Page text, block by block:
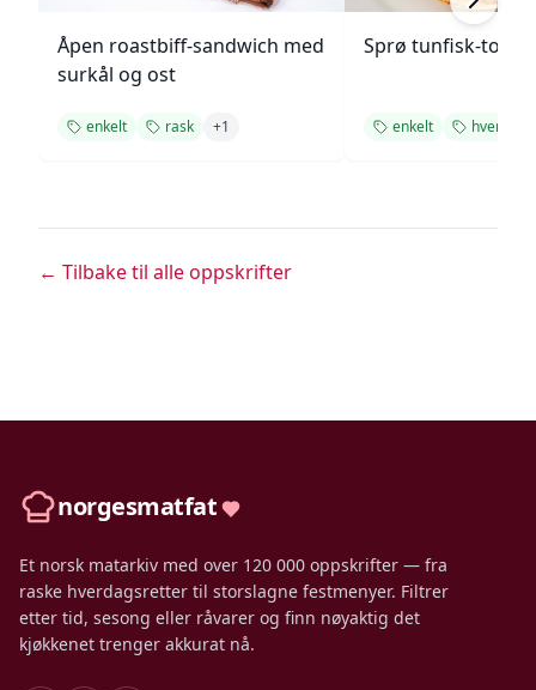
Åpen roastbiff-sandwich med
surkål og ost
enkelt rask +1
Sprø tunfisk-
enkelt
← Tilbake til alle oppskrifter
norgesmatfat
Et norsk matarkiv med over 120 000 oppskrifter — fra
raske hverdagsretter til storslagne festmenyer. Filtrer
etter tid, sesong eller råvarer og finn nøyaktig det
kjøkkenet trenger akkurat nå.